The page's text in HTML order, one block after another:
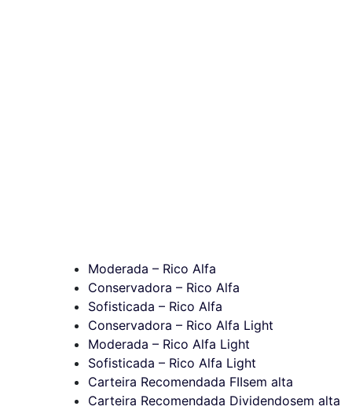
Moderada – Rico Alfa
Conservadora – Rico Alfa
Sofisticada – Rico Alfa
Conservadora – Rico Alfa Light
Moderada – Rico Alfa Light
Sofisticada – Rico Alfa Light
Carteira Recomendada FIIsem alta
Carteira Recomendada Dividendosem alta